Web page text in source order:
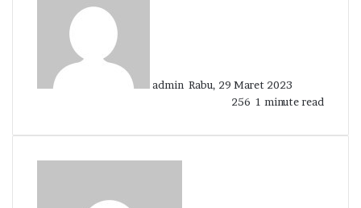
admin Rabu, 29 Maret 2023
256 1 minute read